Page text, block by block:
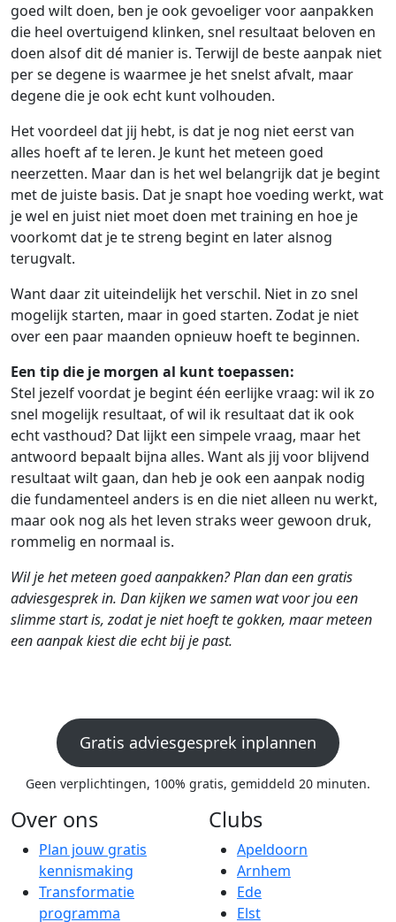
goed wilt doen, ben je ook gevoeliger voor aanpakken
die heel overtuigend klinken, snel resultaat beloven en
doen alsof dit dé manier is. Terwijl de beste aanpak niet
per se degene is waarmee je het snelst afvalt, maar
degene die je ook echt kunt volhouden.
Het voordeel dat jij hebt, is dat je nog niet eerst van
alles hoeft af te leren. Je kunt het meteen goed
neerzetten. Maar dan is het wel belangrijk dat je begint
met de juiste basis. Dat je snapt hoe voeding werkt, wat
je wel en juist niet moet doen met training en hoe je
voorkomt dat je te streng begint en later alsnog
terugvalt.
Want daar zit uiteindelijk het verschil. Niet in zo snel
mogelijk starten, maar in goed starten. Zodat je niet
over een paar maanden opnieuw hoeft te beginnen.
Een tip die je morgen al kunt toepassen:
Stel jezelf voordat je begint één eerlijke vraag: wil ik zo
snel mogelijk resultaat, of wil ik resultaat dat ik ook
echt vasthoud? Dat lijkt een simpele vraag, maar het
antwoord bepaalt bijna alles. Want als jij voor blijvend
resultaat wilt gaan, dan heb je ook een aanpak nodig
die fundamenteel anders is en die niet alleen nu werkt,
maar ook nog als het leven straks weer gewoon druk,
rommelig en normaal is.
Wil je het meteen goed aanpakken? Plan dan een gratis
adviesgesprek in. Dan kijken we samen wat voor jou een
slimme start is, zodat je niet hoeft te gokken, maar meteen
een aanpak kiest die echt bij je past.
Gratis adviesgesprek inplannen
Geen verplichtingen, 100% gratis, gemiddeld 20 minuten.
Over ons
Plan jouw gratis
kennismaking
Transformatie
programma
Clubs
Apeldoorn
Arnhem
Ede
Elst